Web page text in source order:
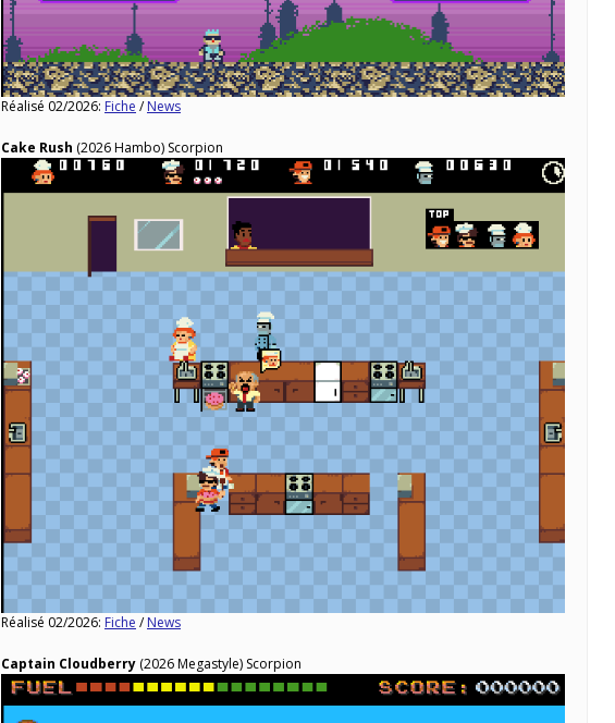
Réalisé 02/2026: Fiche /News
Cake Rush (2026 Hambo) Scorpion
Réalisé 02/2026: Fiche /News
Captain Cloudberry (2026 Megastyle) Scorpion